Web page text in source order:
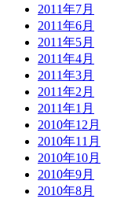
2011年7月
2011年6月
2011年5月
2011年4月
2011年3月
2011年2月
2011年1月
2010年12月
2010年11月
2010年10月
2010年9月
2010年8月